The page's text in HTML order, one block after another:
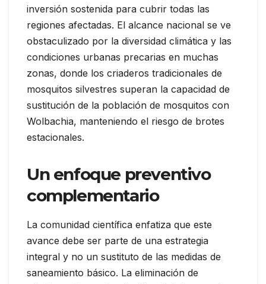
inversión sostenida para cubrir todas las
regiones afectadas. El alcance nacional se ve
obstaculizado por la diversidad climática y las
condiciones urbanas precarias en muchas
zonas, donde los criaderos tradicionales de
mosquitos silvestres superan la capacidad de
sustitución de la población de mosquitos con
Wolbachia, manteniendo el riesgo de brotes
estacionales.
Un enfoque preventivo
complementario
La comunidad científica enfatiza que este
avance debe ser parte de una estrategia
integral y no un sustituto de las medidas de
saneamiento básico. La eliminación de